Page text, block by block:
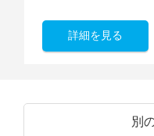
詳細を見る
別